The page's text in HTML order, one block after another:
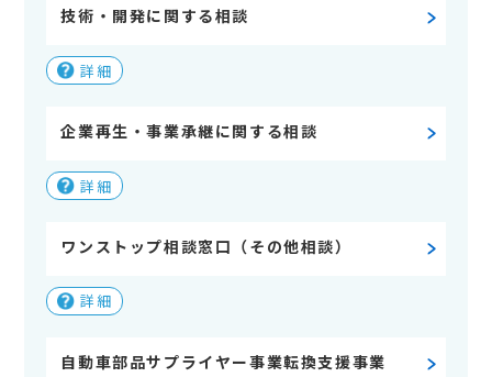
技術・開発に関する相談
詳細
企業再生・事業承継に関する相談
詳細
ワンストップ相談窓口（その他相談）
詳細
自動車部品サプライヤー事業転換支援事業